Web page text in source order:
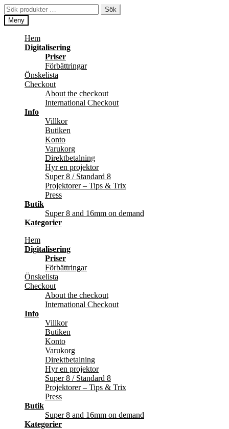
Hoppa
till
navigering
Hoppa
till
innehåll
Sök
efter:
Sök
Meny
Hem
Digitalisering
Priser
Förbättringar
Önskelista
Checkout
About the checkout
International Checkout
Info
Villkor
Butiken
Konto
Varukorg
Direktbetalning
Hyr en projektor
Super 8 / Standard 8
Projektorer – Tips & Trix
Press
Butik
Super 8 and 16mm on demand
Kategorier
Hem
Digitalisering
Priser
Förbättringar
Önskelista
Checkout
About the checkout
International Checkout
Info
Villkor
Butiken
Konto
Varukorg
Direktbetalning
Hyr en projektor
Super 8 / Standard 8
Projektorer – Tips & Trix
Press
Butik
Super 8 and 16mm on demand
Kategorier